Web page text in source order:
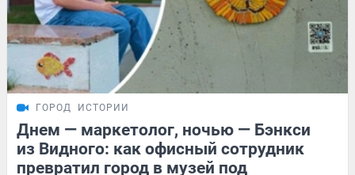
ГОРОД ИСТОРИИ
Днем — маркетолог, ночью — Бэнкси
из Видного: как офисный сотрудник
превратил город в музей под